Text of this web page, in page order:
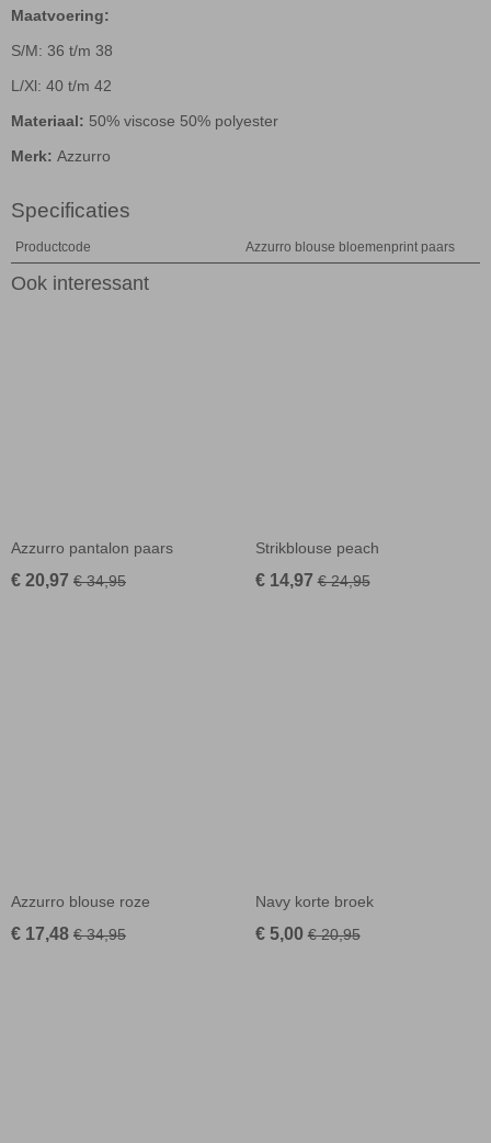
Maatvoering:
S/M: 36 t/m 38
L/Xl: 40 t/m 42
Materiaal: 50% viscose 50% polyester
Merk: Azzurro
Specificaties
Productcode Azzurro blouse bloemenprint paars
Ook interessant
Azzurro pantalon paars
€ 20,97 € 34,95
Strikblouse peach
€ 14,97 € 24,95
Azzurro blouse roze
€ 17,48 € 34,95
Navy korte broek
€ 5,00 € 20,95